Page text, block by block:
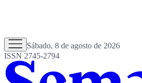
Sábado, 8 de agosto de 2026
ISSN 2745-2794